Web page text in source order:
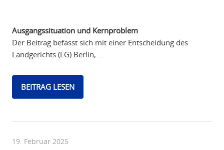
Ausgangssituation und Kernproblem
Der Beitrag befasst sich mit einer Entscheidung des
Landgerichts (LG) Berlin, …
BEITRAG LESEN
19. Februar 2025